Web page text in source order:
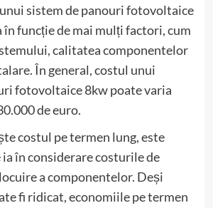
sistem de panouri fotovoltaice
în funcție de mai mulți factori, cum
calitatea componentelor
În general, costul unui
fotovoltaice 8kw poate varia
de euro.
costul pe termen lung, este
în considerare costurile de
a componentelor. Deși
fi ridicat, economiile pe termen